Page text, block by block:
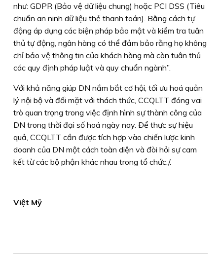
như: GDPR (Bảo vệ dữ liệu chung) hoặc PCI DSS (Tiêu
chuẩn an ninh dữ liệu thẻ thanh toán). Bằng cách tự
động áp dụng các biện pháp bảo mật và kiểm tra tuân
thủ tự động, ngân hàng có thể đảm bảo rằng họ không
chỉ bảo vệ thông tin của khách hàng mà còn tuân thủ
các quy định pháp luật và quy chuẩn ngành”.
Với khả năng giúp DN nắm bắt cơ hội, tối ưu hoá quản
lý nội bộ và đối mặt với thách thức, CCQLTT đóng vai
trò quan trọng trong việc định hình sự thành công của
DN trong thời đại số hoá ngày nay. Ðể thực sự hiệu
quả, CCQLTT cần được tích hợp vào chiến lược kinh
doanh của DN một cách toàn diện và đòi hỏi sự cam
kết từ các bộ phận khác nhau trong tổ chức./.
Việt Mỹ